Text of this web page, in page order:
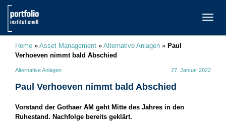
Home » Asset Management » Alternative Anlagen » Paul
Verhoeven nimmt bald Abschied
Alternative Anlagen 27. Januar 2022
Paul Verhoeven nimmt bald Abschied
Vorstand der Gothaer AM geht Mitte des Jahres in den
Ruhestand. Nachfolge bereits geklärt.